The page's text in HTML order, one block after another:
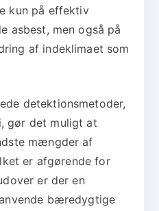
kun på effektiv
asbest, men også på
af indeklimaet som
detektionsmetoder,
gør det muligt at
mængder af
er afgørende for
er der en
bæredygtige